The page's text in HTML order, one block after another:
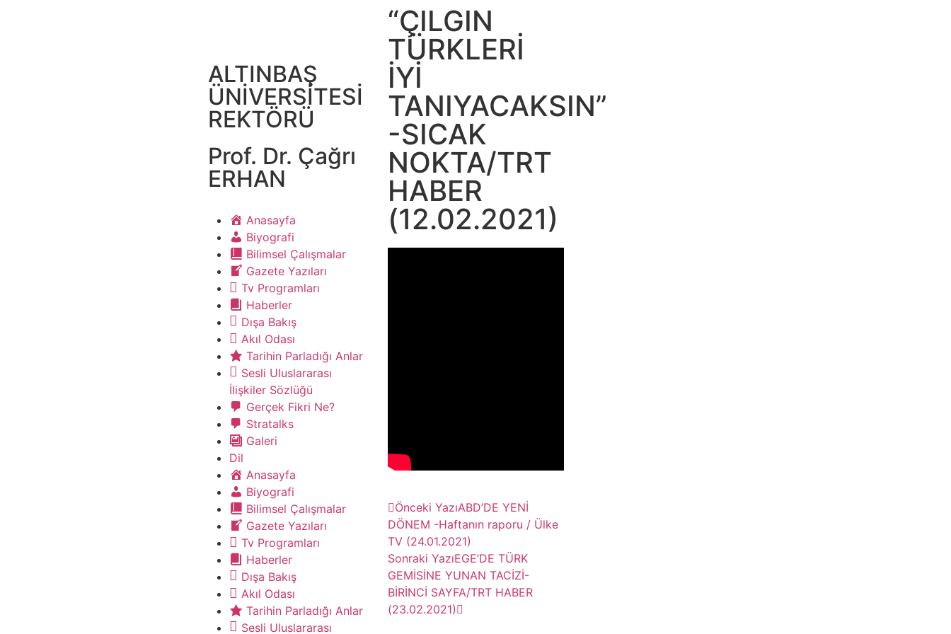
ALTINBAŞ
ÜNİVERSİTESİ
REKTÖRÜ
Prof. Dr. Çağrı
ERHAN
Anasayfa
Biyografi
Bilimsel Çalışmalar
Gazete Yazıları
Tv Programları
Haberler
Dışa Bakış
Akıl Odası
Tarihin Parladığı Anlar
Sesli Uluslararası
İlişkiler Sözlüğü
Gerçek Fikri Ne?
Stratalks
Galeri
Dil
Anasayfa
Biyografi
Bilimsel Çalışmalar
Gazete Yazıları
Tv Programları
Haberler
Dışa Bakış
Akıl Odası
Tarihin Parladığı Anlar
Sesli Uluslararası
“ÇILGIN
TÜRKLERİ
İYİ
TANIYACAKSIN”
-SICAK
NOKTA/TRT
HABER
(12.02.2021)
Önceki YazıABD’DE YENİ
DÖNEM -Haftanın raporu / Ülke
TV (24.01.2021)
Sonraki YazıEGE’DE TÜRK
GEMİSİNE YUNAN TACİZİ-
BİRİNCİ SAYFA/TRT HABER
(23.02.2021)